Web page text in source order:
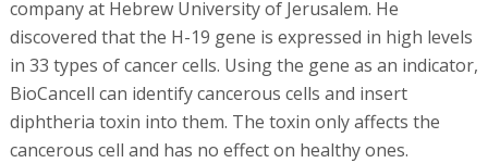
company at Hebrew University of Jerusalem. He
discovered that the H-19 gene is expressed in high levels
in 33 types of cancer cells. Using the gene as an indicator,
BioCancell can identify cancerous cells and insert
diphtheria toxin into them. The toxin only affects the
cancerous cell and has no effect on healthy ones.